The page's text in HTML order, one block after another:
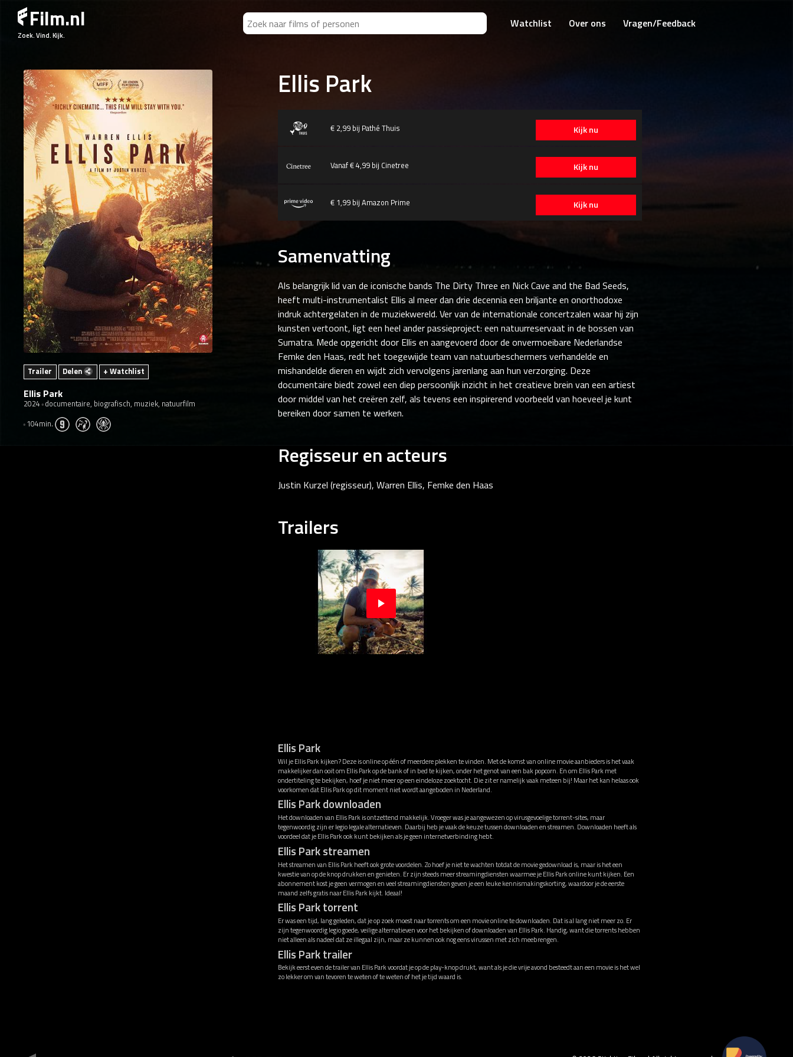
Film.nl
Zoek. Vind. Kijk.
Watchlist Over ons Vragen/Feedback
Trailer Delen + Watchlist
Ellis Park
2024 documentaire, biografisch, muziek, natuurfilm
104min.
Ellis Park
Kijk nu
€ 2,99 bij Pathé Thuis
Kijk nu
Vanaf € 4,99 bij Cinetree
Kijk nu
€ 1,99 bij Amazon Prime
Samenvatting
Als belangrijk lid van de iconische bands The Dirty Three en Nick Cave and the Bad Seeds,
heeft multi-instrumentalist Ellis al meer dan drie decennia een briljante en onorthodoxe
indruk achtergelaten in de muziekwereld. Ver van de internationale concertzalen waar hij zijn
kunsten vertoont, ligt een heel ander passieproject: een natuurreservaat in de bossen van
Sumatra. Mede opgericht door Ellis en aangevoerd door de onvermoeibare Nederlandse
Femke den Haas, redt het toegewijde team van natuurbeschermers verhandelde en
mishandelde dieren en wijdt zich vervolgens jarenlang aan hun verzorging. Deze
documentaire biedt zowel een diep persoonlijk inzicht in het creatieve brein van een artiest
door middel van het creëren zelf, als tevens een inspirerend voorbeeld van hoeveel je kunt
bereiken door samen te werken.
Regisseur en acteurs
Justin Kurzel (regisseur), Warren Ellis, Femke den Haas
Trailers
Ellis Park
Wil je Ellis Park kijken? Deze is online op één of meerdere plekken te vinden. Met de komst van online movie aanbieders is het vaak
makkelijker dan ooit om Ellis Park op de bank of in bed te kijken, onder het genot van een bak popcorn. En om Ellis Park met
ondertiteling te bekijken, hoef je niet meer op een eindeloze zoektocht. Die zit er namelijk vaak meteen bij! Maar het kan helaas ook
voorkomen dat Ellis Park op dit moment niet wordt aangeboden in Nederland.
Ellis Park downloaden
Het downloaden van Ellis Park is ontzettend makkelijk. Vroeger was je aangewezen op virusgevoelige torrent-sites, maar
tegenwoordig zijn er legio legale alternatieven. Daarbij heb je vaak de keuze tussen downloaden en streamen. Downloaden heeft als
voordeel dat je Ellis Park ook kunt bekijken als je geen internetverbinding hebt.
Ellis Park streamen
Het streamen van Ellis Park heeft ook grote voordelen. Zo hoef je niet te wachten totdat de movie gedownload is, maar is het een
kwestie van op de knop drukken en genieten. Er zijn steeds meer streamingdiensten waarmee je Ellis Park online kunt kijken. Een
abonnement kost je geen vermogen en veel streamingdiensten geven je een leuke kennismakingskorting, waardoor je de eerste
maand zelfs gratis naar Ellis Park kijkt. Ideaal!
Ellis Park torrent
Er was een tijd, lang geleden, dat je op zoek moest naar torrents om een movie online te downloaden. Dat is al lang niet meer zo. Er
zijn tegenwoordig legio goede, veilige alternatieven voor het bekijken of downloaden van Ellis Park. Handig, want die torrents hebben
niet alleen als nadeel dat ze illegaal zijn, maar ze kunnen ook nog eens virussen met zich meebrengen.
Ellis Park trailer
Bekijk eerst even de trailer van Ellis Park voordat je op de play-knop drukt, want als je die vrije avond besteedt aan een movie is het wel
zo lekker om van tevoren te weten of te weten of het je tijd waard is.